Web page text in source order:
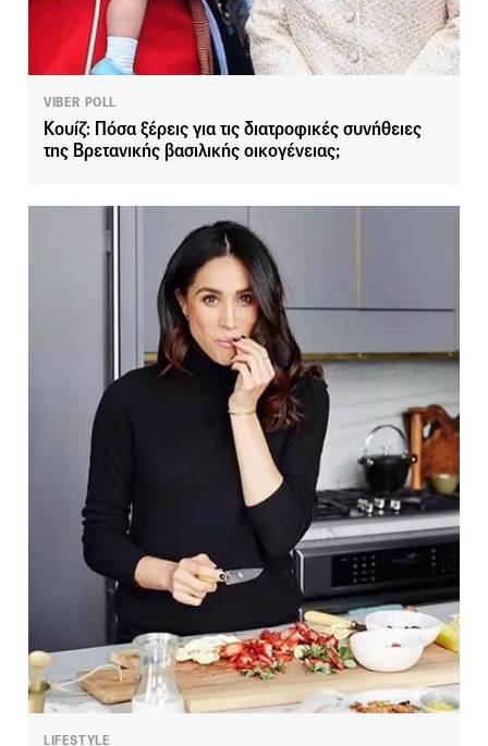
VIBER POLL
Κουίζ: Πόσα ξέρεις για τις διατροφικές συνήθειες
της Βρετανικής βασιλικής οικογένειας;
LIFESTYLE